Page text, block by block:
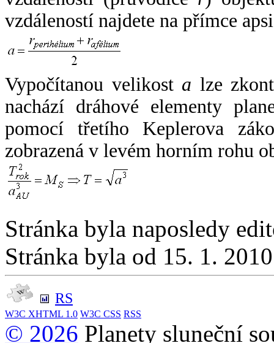
vzdáleností najdete na přímce
Vypočítanou velikost a lze
nachází dráhové elementy
pomocí třetího Keplerova
zobrazená v levém horním rohu
Stránka byla naposledy
Stránka byla od 15. 1.
RS
W3C XHTML 1.0 W3C CSS RSS
© 2026 Planety sluneční